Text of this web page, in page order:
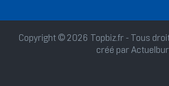
Copyright © 2026 Topbiz.fr - Tous
créé par